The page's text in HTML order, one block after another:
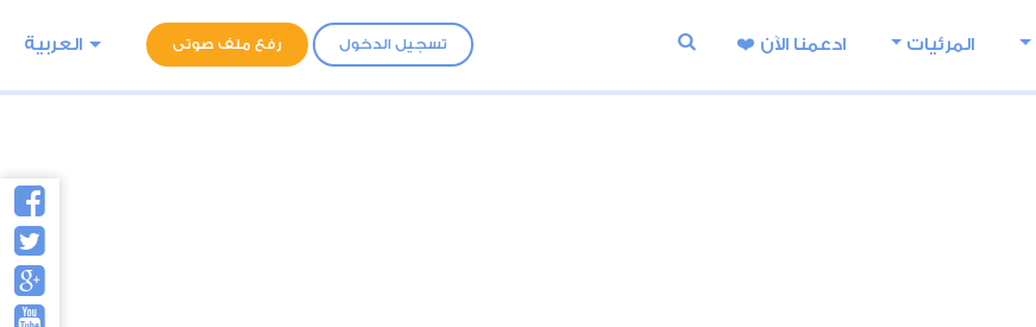
تسجيل الدخول رفع ملف صوتى العربية المرئيات ادعمنا اﻵن ❤️